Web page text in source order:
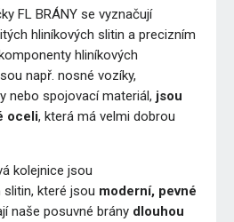
FL BRÁNY se vyznačují
hliníkových slitin a precizním
hliníkových
např. nosné vozíky,
nebo spojovací materiál, jsou
oceli, která má velmi dobrou
kolejnice jsou
slitin, které jsou moderní, pevné
naše posuvné brány dlouhou